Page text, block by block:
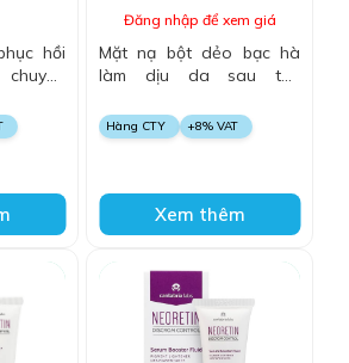
hồi
dịu
Đăng nhập để xem giá
Mặt nạ bột dẻo bạc hà
làm dịu da sau tổn
Hàng CTY +8% VAT
Xem thêm